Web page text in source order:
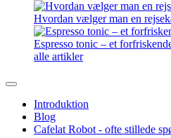
Hvordan vælger man en
Espresso tonic – et
alle artikler
Introduktion
Blog
Cafelat Robot - ofte stillede